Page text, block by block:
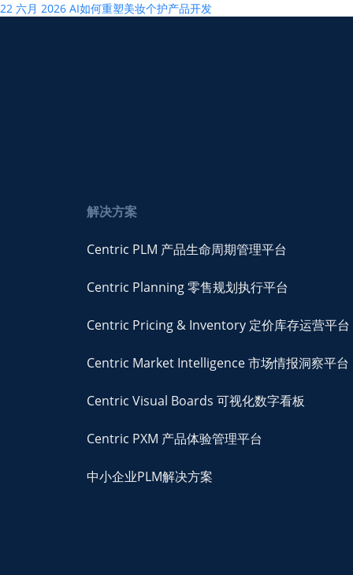
22 六月 2026 AI如何重塑美妆个护产品开发
解决方案
Centric PLM 产品生命周期管理平台
Centric Planning 零售规划执行平台
Centric Pricing & Inventory 定价库存运营平台
Centric Market Intelligence 市场情报洞察平台
Centric Visual Boards 可视化数字看板
Centric PXM 产品体验管理平台
中小企业PLM解决方案